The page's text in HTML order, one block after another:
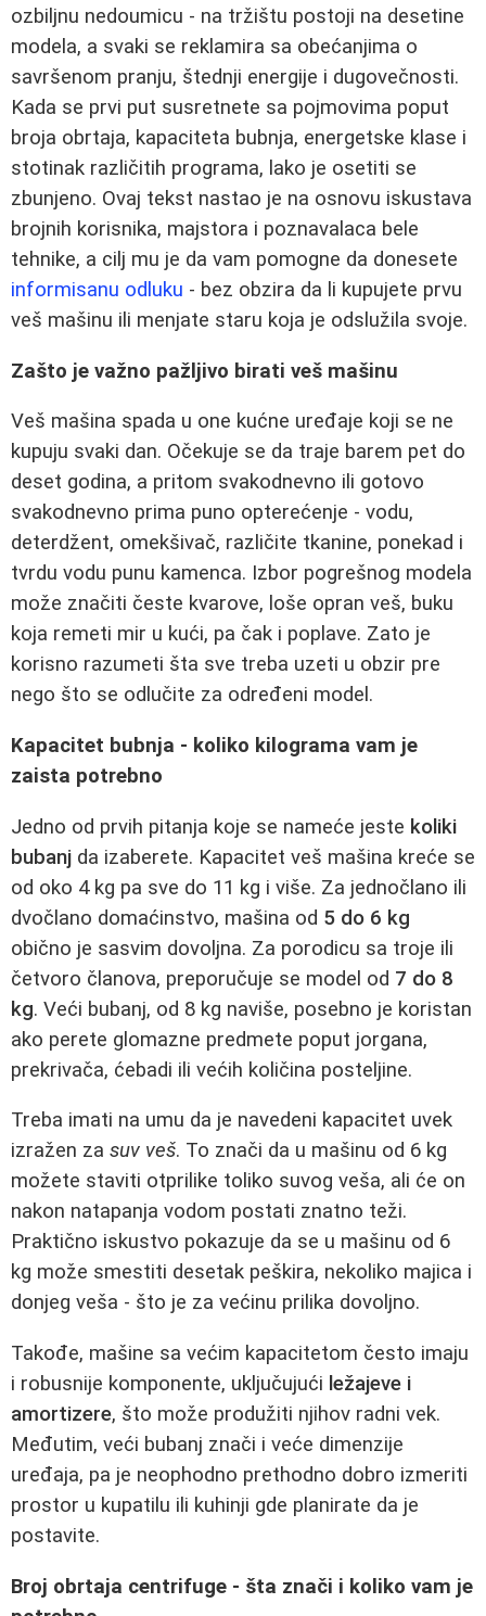
ozbiljnu nedoumicu - na tržištu postoji na desetine
modela, a svaki se reklamira sa obećanjima o
savršenom pranju, štednji energije i dugovečnosti.
Kada se prvi put susretnete sa pojmovima poput
broja obrtaja, kapaciteta bubnja, energetske klase i
stotinak različitih programa, lako je osetiti se
zbunjeno. Ovaj tekst nastao je na osnovu iskustava
brojnih korisnika, majstora i poznavalaca bele
tehnike, a cilj mu je da vam pomogne da donesete
informisanu odluku - bez obzira da li kupujete prvu
veš mašinu ili menjate staru koja je odslužila svoje.
Zašto je važno pažljivo birati veš mašinu
Veš mašina spada u one kućne uređaje koji se ne
kupuju svaki dan. Očekuje se da traje barem pet do
deset godina, a pritom svakodnevno ili gotovo
svakodnevno prima puno opterećenje - vodu,
deterdžent, omekšivač, različite tkanine, ponekad i
tvrdu vodu punu kamenca. Izbor pogrešnog modela
može značiti česte kvarove, loše opran veš, buku
koja remeti mir u kući, pa čak i poplave. Zato je
korisno razumeti šta sve treba uzeti u obzir pre
nego što se odlučite za određeni model.
Kapacitet bubnja - koliko kilograma vam je
zaista potrebno
Jedno od prvih pitanja koje se nameće jeste koliki
bubanj da izaberete. Kapacitet veš mašina kreće se
od oko 4 kg pa sve do 11 kg i više. Za jednočlano ili
dvočlano domaćinstvo, mašina od 5 do 6 kg
obično je sasvim dovoljna. Za porodicu sa troje ili
četvoro članova, preporučuje se model od 7 do 8
kg. Veći bubanj, od 8 kg naviše, posebno je koristan
ako perete glomazne predmete poput jorgana,
prekrivača, ćebadi ili većih količina posteljine.
Treba imati na umu da je navedeni kapacitet uvek
izražen za suv veš. To znači da u mašinu od 6 kg
možete staviti otprilike toliko suvog veša, ali će on
nakon natapanja vodom postati znatno teži.
Praktično iskustvo pokazuje da se u mašinu od 6
kg može smestiti desetak peškira, nekoliko majica i
donjeg veša - što je za većinu prilika dovoljno.
Takođe, mašine sa većim kapacitetom često imaju
i robusnije komponente, uključujući ležajeve i
amortizere, što može produžiti njihov radni vek.
Međutim, veći bubanj znači i veće dimenzije
uređaja, pa je neophodno prethodno dobro izmeriti
prostor u kupatilu ili kuhinji gde planirate da je
postavite.
Broj obrtaja centrifuge - šta znači i koliko vam je